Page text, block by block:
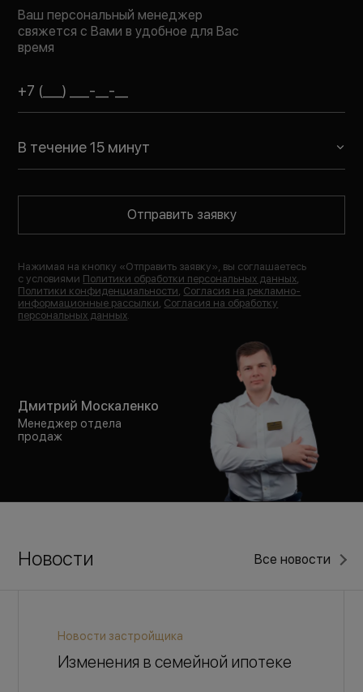
Ваш персональный менеджер
свяжется с Вами в удобное для Вас
время
В течение 15 минут
Отправить заявку
Нажимая на кнопку «Отправить заявку», вы соглашаетесь
с условиями Политики обработки персональных данных
Политики конфиденциальности Согласия на рекламно-
информационные рассылки Согласия на обработку
персональных данных
Дмитрий Москаленко
Менеджер отдела
продаж
Новости Все новости
Новости застройщика
Изменения в семейной ипотеке